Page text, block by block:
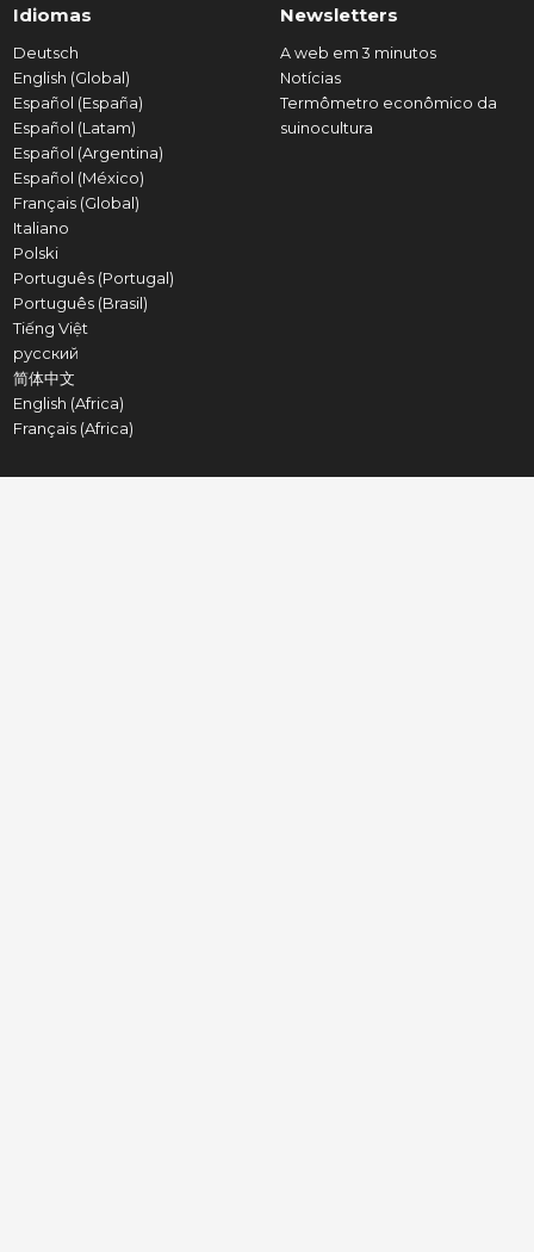
Idiomas
Deutsch
English (Global)
Español (España)
Español (Latam)
Español (Argentina)
Español (México)
Français (Global)
Italiano
Polski
Português (Portugal)
Português (Brasil)
Tiếng Việt
русский
简体中文
English (Africa)
Français (Africa)
Newsletters
A web em 3 minutos
Notícias
Termômetro econômico da
suinocultura